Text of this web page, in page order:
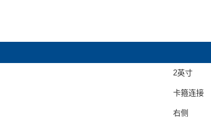
2英寸
卡箍连接
右侧